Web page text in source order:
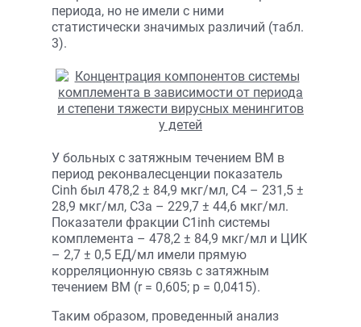
периода, но не имели с ними
статистически значимых различий (табл.
3).
У больных с затяжным течением ВМ в
период реконвалесценции показатель
Сinh был 478,2 ± 84,9 мкг/мл, С4 – 231,5 ±
28,9 мкг/мл, С3а – 229,7 ± 44,6 мкг/мл.
Показатели фракции С1inh системы
комплемента – 478,2 ± 84,9 мкг/мл и ЦИК
– 2,7 ± 0,5 ЕД/мл имели прямую
корреляционную связь с затяжным
течением ВМ (r = 0,605; p = 0,0415).
Таким образом, проведенный анализ